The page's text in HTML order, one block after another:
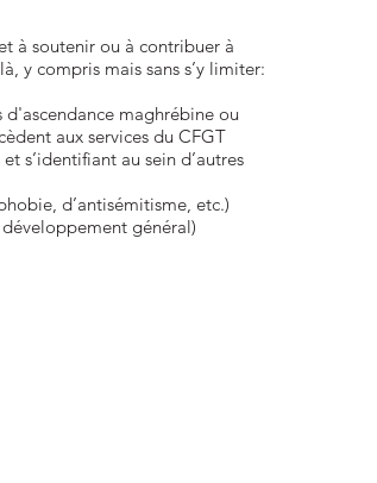
à soutenir ou à contribuer à
y compris mais sans s’y limiter:
d'ascendance maghrébine ou
aux services du CFGT​​​​
s’identifiant au sein d’autres
d’antisémitisme, etc.)
général)